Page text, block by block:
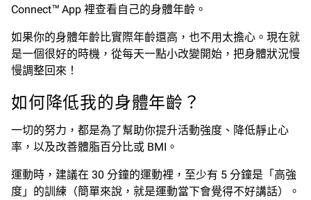
Connect™ App 裡查看自己的身體年齡。
如果你的身體年齡比實際年齡還高，也不用太擔心。現在就
是一個很好的時機，從每天一點小改變開始，把身體狀況慢
慢調整回來！
如何降低我的身體年齡？
一切的努力，都是為了幫助你提升活動強度、降低靜止心
率，以及改善體脂百分比或 BMI。
運動時，建議在 30 分鐘的運動裡，至少有 5 分鐘是「高強
度」的訓練（簡單來說，就是運動當下會覺得不好講話）。